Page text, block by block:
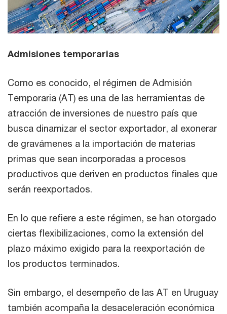
Admisiones temporarias
Como es conocido, el régimen de Admisión
Temporaria (AT) es una de las herramientas de
atracción de inversiones de nuestro país que
busca dinamizar el sector exportador, al exonerar
de gravámenes a la importación de materias
primas que sean incorporadas a procesos
productivos que deriven en productos finales que
serán reexportados.
En lo que refiere a este régimen, se han otorgado
ciertas flexibilizaciones, como la extensión del
plazo máximo exigido para la reexportación de
los productos terminados.
Sin embargo, el desempeño de las AT en Uruguay
también acompaña la desaceleración económica